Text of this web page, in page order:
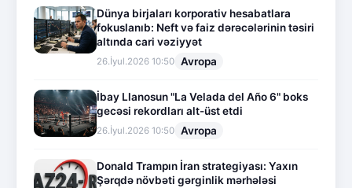
Dünya birjaları korporativ hesabatlara
fokuslanıb: Neft və faiz dərəcələrinin təsiri
altında cari vəziyyət
26.İyul.2026 10:50 Avropa
İbay Llanosun "La Velada del Año 6" boks
gecəsi rekordları alt-üst etdi
26.İyul.2026 10:50 Avropa
Donald Trampın İran strategiyası: Yaxın
Şərqdə növbəti gərginlik mərhələsi